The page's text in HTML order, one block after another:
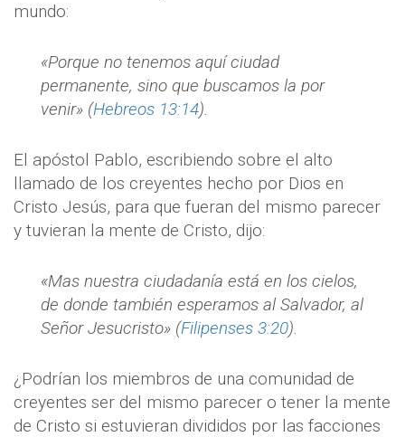
mundo:
«Porque no tenemos aquí ciudad
permanente, sino que buscamos la por
venir» (Hebreos 13:14).
El apóstol Pablo, escribiendo sobre el alto
llamado de los creyentes hecho por Dios en
Cristo Jesús, para que fueran del mismo parecer
y tuvieran la mente de Cristo, dijo:
«Mas nuestra ciudadanía está en los cielos,
de donde también esperamos al Salvador, al
Señor Jesucristo» (Filipenses 3:20).
¿Podrían los miembros de una comunidad de
creyentes ser del mismo parecer o tener la mente
de Cristo si estuvieran divididos por las facciones